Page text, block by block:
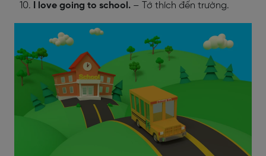
I love going to school. – Tớ thích đến trường.